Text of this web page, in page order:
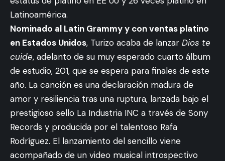
Latinoamérica.
Nominado al Latin Grammy y con ventas platino
en Estados Unidos, Turizo acaba de lanzar Dios te
cuide, adelanto de su muy esperado cuarto álbum
de estudio, 201, que se espera para finales de este
año. La canción es una declaración madura de
amor y resiliencia tras una ruptura, lanzada bajo el
prestigioso sello La Industria INC a través de Sony
Records y producida por el talentoso Rafa
Rodríguez. El lanzamiento del sencillo viene
acompañado de un video musical introspectivo